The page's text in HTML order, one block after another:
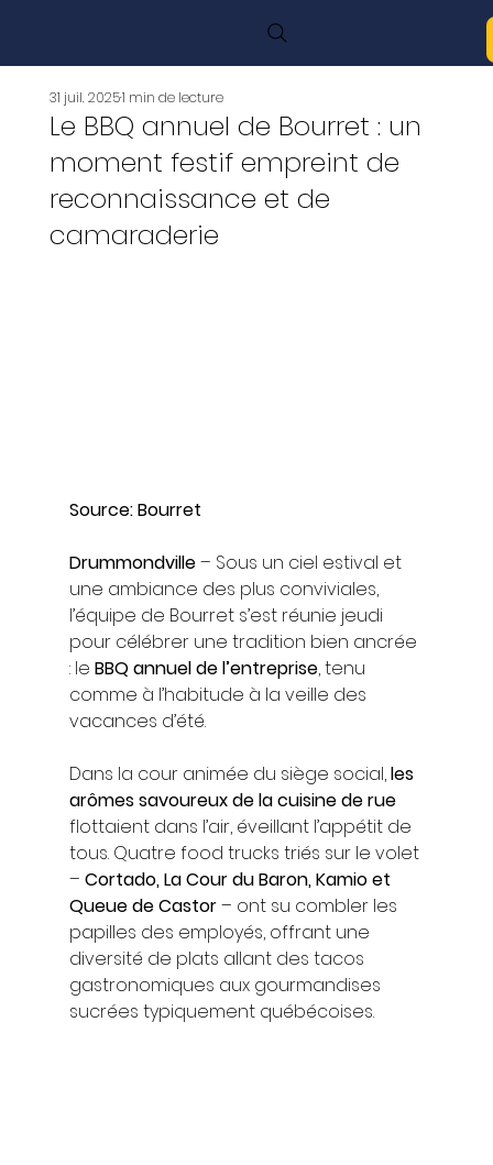
Le BBQ annuel de Bourret : un
moment festif empreint de
reconnaissance et de
camaraderie
31 juil. 20251 min de lecture
Source: Bourret
Drummondville – Sous un ciel estival et
une ambiance des plus conviviales,
l’équipe de Bourret s’est réunie jeudi
pour célébrer une tradition bien ancrée
: le BBQ annuel de l’entreprise, tenu
comme à l’habitude à la veille des
vacances d’été.
Dans la cour animée du siège social, les
arômes savoureux de la cuisine de rue
flottaient dans l’air, éveillant l’appétit de
tous. Quatre food trucks triés sur le volet
– Cortado, La Cour du Baron, Kamio et
Queue de Castor – ont su combler les
papilles des employés, offrant une
diversité de plats allant des tacos
gastronomiques aux gourmandises
sucrées typiquement québécoises.